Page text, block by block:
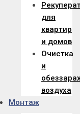
для
квартир
и домов
Очистка
и
воздуха
Монтаж